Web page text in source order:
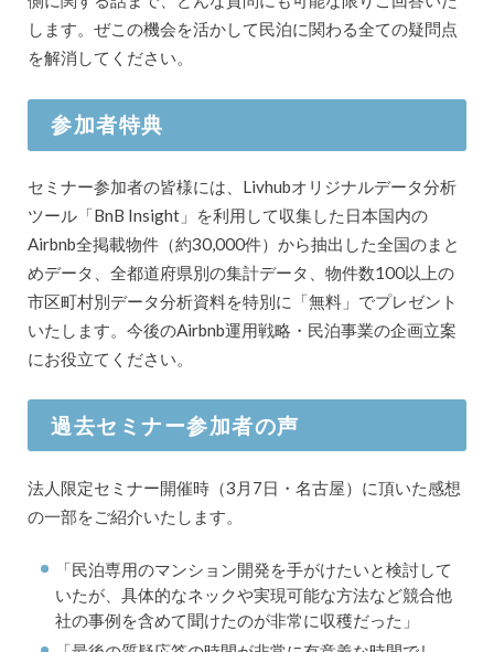
します。ぜこの機会を活かして民泊に関わる全ての疑問点
を解消してください。
参加者特典
セミナー参加者の皆様には、Livhubオリジナルデータ分析
ツール「BnB Insight」を利用して収集した日本国内の
Airbnb全掲載物件（約30,000件）から抽出した全国のまと
めデータ、全都道府県別の集計データ、物件数100以上の
市区町村別データ分析資料を特別に「無料」でプレゼント
いたします。今後のAirbnb運用戦略・民泊事業の企画立案
にお役立てください。
過去セミナー参加者の声
法人限定セミナー開催時（3月7日・名古屋）に頂いた感想
の一部をご紹介いたします。
「民泊専用のマンション開発を手がけたいと検討して
いたが、具体的なネックや実現可能な方法など競合他
社の事例を含めて聞けたのが非常に収穫だった」